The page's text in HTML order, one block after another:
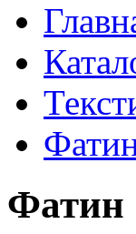
Фатин